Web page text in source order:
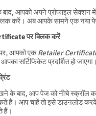
आपको अपने प्रोफाइल सेक्शन में
करें। अब आपके सामने एक नया
पर क्लिक करें
आपको एकRetailer
सर्टिफिकेट प्रदर्शित हो जाएगा।
के बाद, आप पेज को नीचे स्क्रॉल
हैं। आप चाहें तो इसे डाउनलोड
हैं।